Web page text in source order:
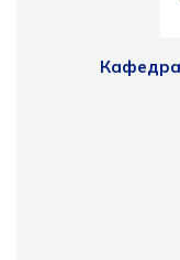
Кафедра